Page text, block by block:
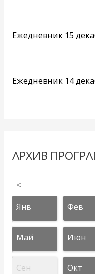
Ежедневник 15
Ежедневник 14
АРХИВ
<
Янв Фев
Май Июн
Сен Окт